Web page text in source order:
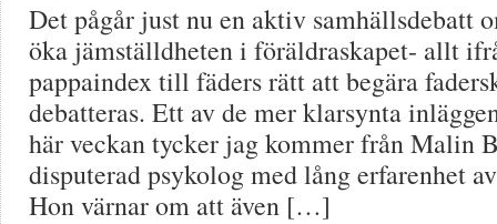
Det pågår just nu en aktiv samhällsdebatt
öka jämställdheten i föräldraskapet- allt
pappaindex till fäders rätt att begära
debatteras. Ett av de mer klarsynta
här veckan tycker jag kommer från Malin
disputerad psykolog med lång erfarenhet
Hon värnar om att även […]